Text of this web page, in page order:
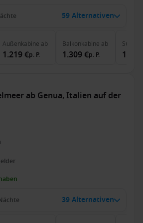
59 Alternativen
Außenkabine ab
1.219 €p. P.
Balkonkabine ab
1.309 €p. P.
Suite
ab Genua, Italien auf der
39 Alternativen